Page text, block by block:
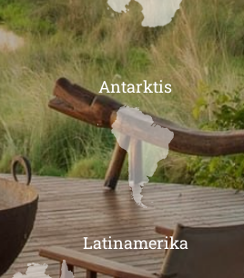
Antarktis
Latinamerika